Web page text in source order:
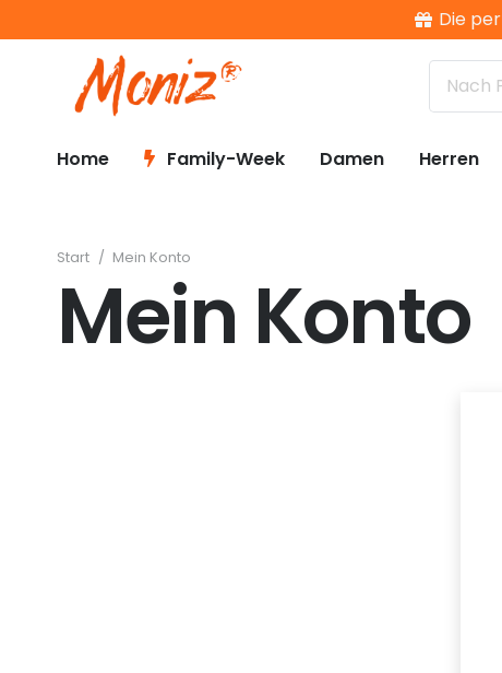
Die
Home Family-Week Damen Herren
Start / Mein Konto
Mein Konto